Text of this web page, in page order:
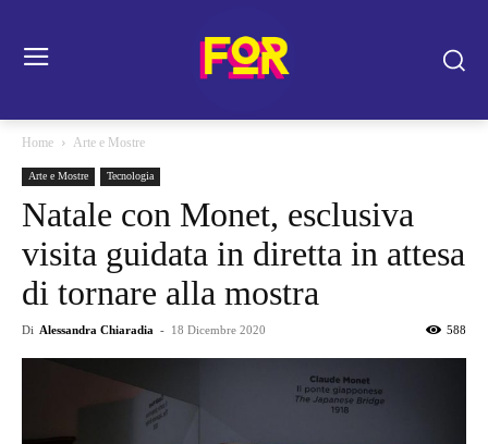
Home Arte e Mostre
Arte e Mostre Tecnologia
Natale con Monet, esclusiva
visita guidata in diretta in attesa
di tornare alla mostra
Di Alessandra Chiaradia - 18 Dicembre 2020 588